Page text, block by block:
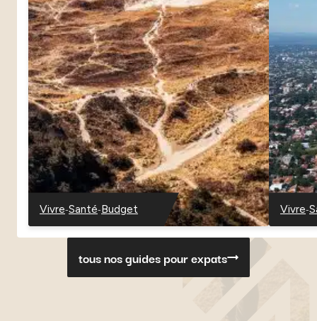
Vivre
-
Danemark
-Santé
-
Danemark
-Budget
-
Danemark
Vivre
-
--
tous nos guides pour expats